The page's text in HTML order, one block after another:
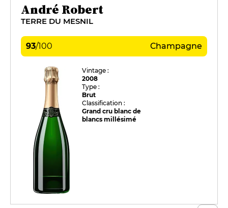
André Robert
TERRE DU MESNIL
93/100 Champagne
Vintage :
2008
Type :
Brut
Classification :
Grand cru blanc de
blancs millésimé